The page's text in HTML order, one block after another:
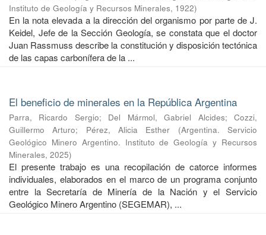
Instituto de Geología y Recursos Minerales, 1922)
En la nota elevada a la dirección del organismo por parte de J.
Keidel, Jefe de la Sección Geología, se constata que el doctor
Juan Rassmuss describe la constitución y disposición tectónica
de las capas carbonífera de la ...
El beneficio de minerales en la República Argentina
Parra, Ricardo Sergio; Del Mármol, Gabriel Alcides;Cozzi,
Guillermo Arturo; Pérez, Alicia Esther (Argentina. Servicio
Geológico Minero Argentino. Instituto de Geología y Recursos
Minerales, 2025)
El presente trabajo es una recopilación de catorce informes
individuales, elaborados en el marco de un programa conjunto
entre la Secretaría de Minería de la Nación y el Servicio
Geológico Minero Argentino (SEGEMAR), ...